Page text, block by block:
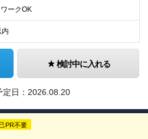
ークOK
内
検討中に入れる
日： 2026.08.20
PR不要